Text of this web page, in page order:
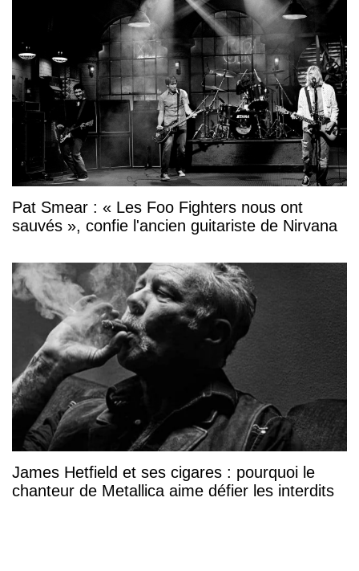
Pat Smear : « Les Foo Fighters nous ont
sauvés », confie l'ancien guitariste de Nirvana
James Hetfield et ses cigares : pourquoi le
chanteur de Metallica aime défier les interdits